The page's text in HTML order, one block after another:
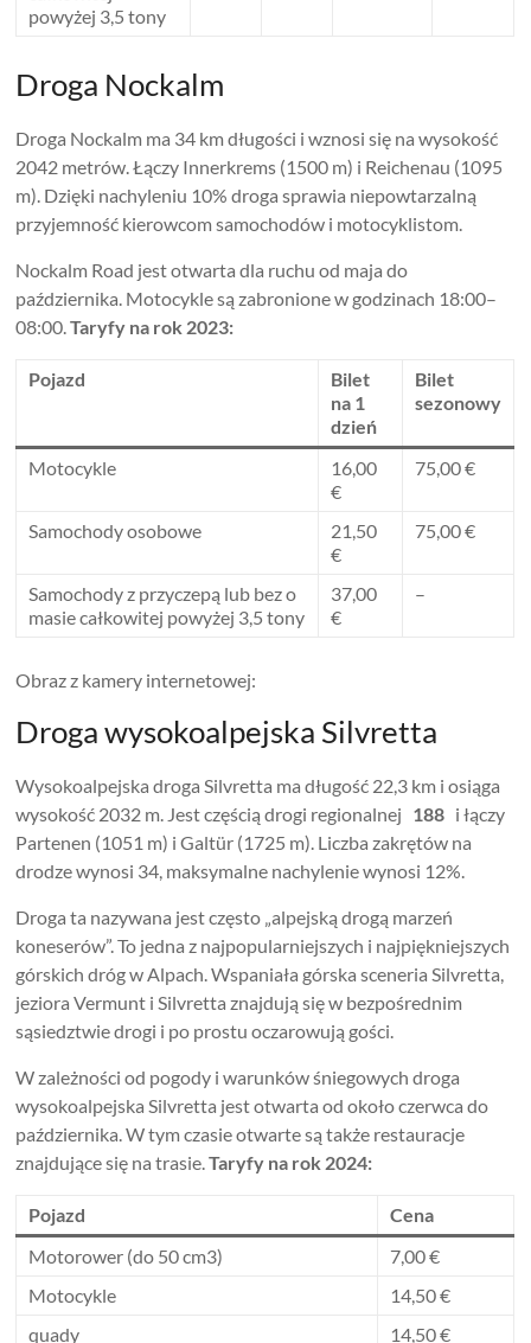
powyżej 3,5 tony
Droga Nockalm
Droga Nockalm ma 34 km długości i wznosi się na wysokość
2042 metrów. Łączy Innerkrems (1500 m) i Reichenau (1095
m). Dzięki nachyleniu 10% droga sprawia niepowtarzalną
przyjemność kierowcom samochodów i motocyklistom.
Nockalm Road jest otwarta dla ruchu od maja do
października. Motocykle są zabronione w godzinach 18:00–
08:00.Taryfy na rok 2023:
Pojazd
Bilet
na 1
dzień
Bilet
sezonowy
Motocykle
16,00
€
75,00 €
Samochody osobowe
21,50
€
75,00 €
Samochody z przyczepą lub bez o
masie całkowitej powyżej 3,5 tony
37,00
€
–
Obraz z kamery internetowej:
Droga wysokoalpejska Silvretta
Wysokoalpejska droga Silvretta ma długość 22,3 km i osiąga
wysokość 2032 m. Jest częścią drogi regionalnej 188 i łączy
Partenen (1051 m) i Galtür (1725 m). Liczba zakrętów na
drodze wynosi 34, maksymalne nachylenie wynosi 12%.
Droga ta nazywana jest często „alpejską drogą marzeń
koneserów”. To jedna z najpopularniejszych i najpiękniejszych
górskich dróg w Alpach. Wspaniała górska sceneria Silvretta,
jeziora Vermunt i Silvretta znajdują się w bezpośrednim
sąsiedztwie drogi i po prostu oczarowują gości.
W zależności od pogody i warunków śniegowych droga
wysokoalpejska Silvretta jest otwarta od około czerwca do
października. W tym czasie otwarte są także restauracje
znajdujące się na trasie.Taryfy na rok 2024:
Pojazd
Cena
Motorower (do 50 cm3)
7,00 €
Motocykle
14,50 €
quady
14,50 €